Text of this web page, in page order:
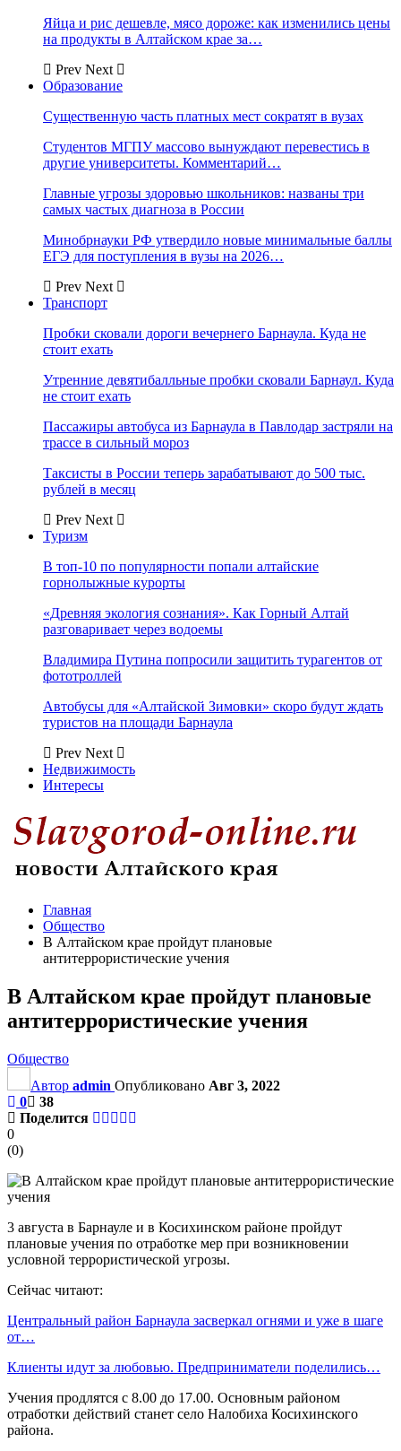
Яйца и рис дешевле, мясо дороже: как изменились цены
на продукты в Алтайском крае за…
Prev Next
Образование
Существенную часть платных мест сократят в вузах
Студентов МГПУ массово вынуждают перевестись в
другие университеты. Комментарий…
Главные угрозы здоровью школьников: названы три
самых частых диагноза в России
Минобрнауки РФ утвердило новые минимальные баллы
ЕГЭ для поступления в вузы на 2026…
Prev Next
Транспорт
Пробки сковали дороги вечернего Барнаула. Куда не
стоит ехать
Утренние девятибалльные пробки сковали Барнаул. Куда
не стоит ехать
Пассажиры автобуса из Барнаула в Павлодар застряли на
трассе в сильный мороз
Таксисты в России теперь зарабатывают до 500 тыс.
рублей в месяц
Prev Next
Туризм
В топ-10 по популярности попали алтайские
горнолыжные курорты
«Древняя экология сознания». Как Горный Алтай
разговаривает через водоемы
Владимира Путина попросили защитить турагентов от
фототроллей
Автобусы для «Алтайской Зимовки» скоро будут ждать
туристов на площади Барнаула
Prev Next
Недвижимость
Интересы
Главная
Общество
В Алтайском крае пройдут плановые
антитеррористические учения
В Алтайском крае пройдут плановые
антитеррористические учения
Общество
Автор admin Опубликовано Авг 3, 2022
0
38
Поделится
0
(0)
3 августа в Барнауле и в Косихинском районе пройдут
плановые учения по отработке мер при возникновении
условной террористической угрозы.
Сейчас читают:
Центральный район Барнаула засверкал огнями и уже в шаге
от…
Клиенты идут за любовью. Предприниматели поделились…
Учения продлятся с 8.00 до 17.00. Основным районом
отработки действий станет село Налобиха Косихинского
района.